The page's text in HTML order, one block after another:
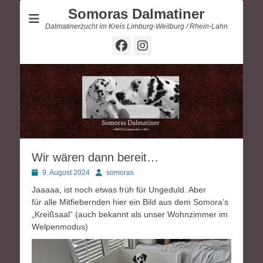
Somoras Dalmatiner
Dalmatinerzucht im Kreis Limburg-Weilburg / Rhein-Lahn
Facebook
Instagram
Wir wären dann bereit…
Posted9. August 2024 Autorsomoras
Jaaaaa, ist noch etwas früh für Ungeduld. Aber
für alle Mitfiebernden hier ein Bild aus dem Somora’s
„Kreißsaal“ (auch bekannt als unser Wohnzimmer im
Welpenmodus)